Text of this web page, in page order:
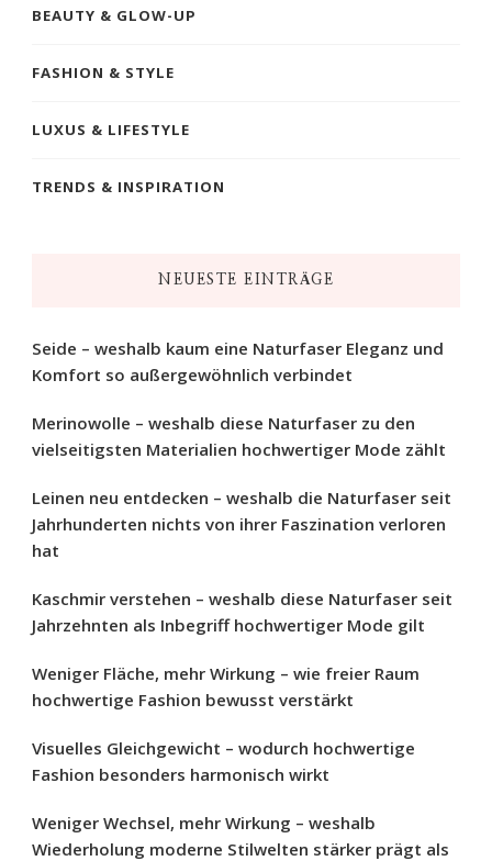
BEAUTY & GLOW-UP
FASHION & STYLE
LUXUS & LIFESTYLE
TRENDS & INSPIRATION
NEUESTE EINTRÄGE
Seide – weshalb kaum eine Naturfaser Eleganz und
Komfort so außergewöhnlich verbindet
Merinowolle – weshalb diese Naturfaser zu den
vielseitigsten Materialien hochwertiger Mode zählt
Leinen neu entdecken – weshalb die Naturfaser seit
Jahrhunderten nichts von ihrer Faszination verloren
hat
Kaschmir verstehen – weshalb diese Naturfaser seit
Jahrzehnten als Inbegriff hochwertiger Mode gilt
Weniger Fläche, mehr Wirkung – wie freier Raum
hochwertige Fashion bewusst verstärkt
Visuelles Gleichgewicht – wodurch hochwertige
Fashion besonders harmonisch wirkt
Weniger Wechsel, mehr Wirkung – weshalb
Wiederholung moderne Stilwelten stärker prägt als